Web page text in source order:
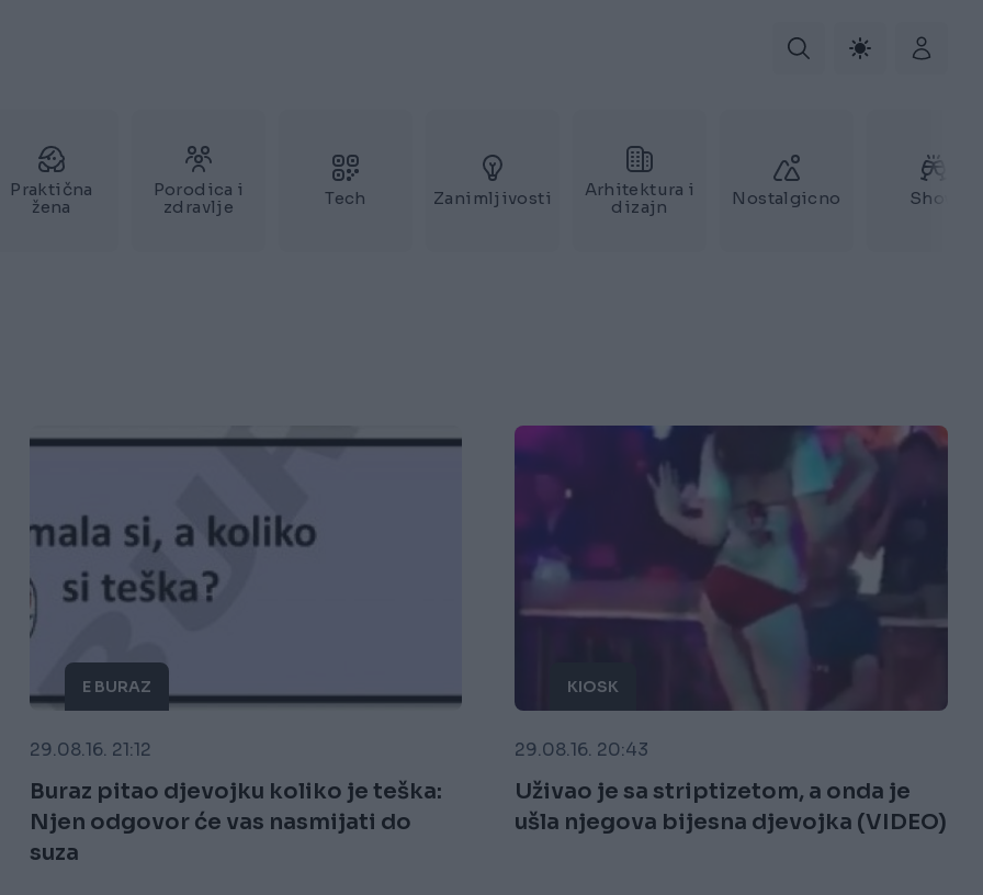
Praktična
žena
Porodica i
zdravlje
Tech Zanimljivosti
Arhitektura i
dizajn
Nostalgicno Show
E BURAZ
29.08.16. 21:12
Buraz pitao djevojku koliko je teška:
Njen odgovor će vas nasmijati do
suza
KIOSK
29.08.16. 20:43
Uživao je sa striptizetom, a onda je
ušla njegova bijesna djevojka (VIDEO)